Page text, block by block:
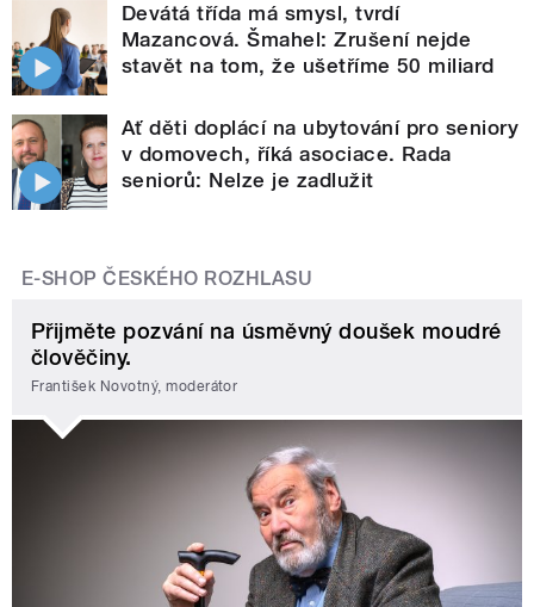
Devátá třída má smysl, tvrdí
Mazancová. Šmahel: Zrušení nejde
stavět na tom, že ušetříme 50 miliard
Ať děti doplácí na ubytování pro seniory
v domovech, říká asociace. Rada
seniorů: Nelze je zadlužit
E-SHOP ČESKÉHO ROZHLASU
Přijměte pozvání na úsměvný doušek moudré
člověčiny.
František Novotný, moderátor